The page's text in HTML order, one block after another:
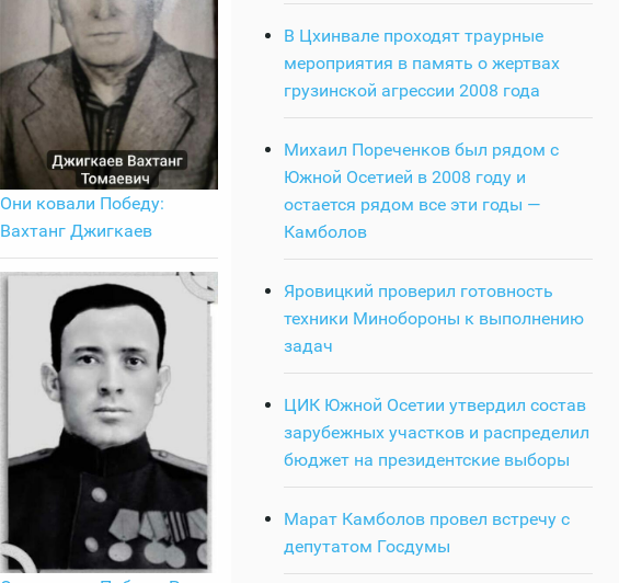
Они ковали Победу:
Вахтанг Джигкаев
В Цхинвале проходят траурные
мероприятия в память о жертвах
грузинской агрессии 2008 года
Михаил Пореченков был рядом с
Южной Осетией в 2008 году и
остается рядом все эти годы —
Камболов
Яровицкий проверил готовность
техники Минобороны к выполнению
задач
ЦИК Южной Осетии утвердил состав
зарубежных участков и распределил
бюджет на президентские выборы
Марат Камболов провел встречу с
депутатом Госдумы